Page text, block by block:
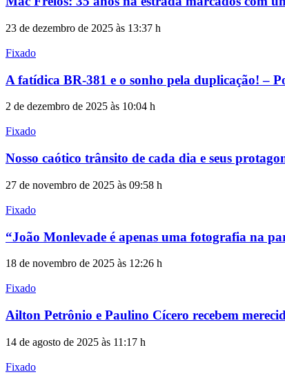
23 de dezembro de 2025 às 13:37 h
Fixado
A fatídica BR-381 e o sonho pela duplicação! –
2 de dezembro de 2025 às 10:04 h
Fixado
Nosso caótico trânsito de cada dia e seus
27 de novembro de 2025 às 09:58 h
Fixado
“João Monlevade é apenas uma fotografia na
18 de novembro de 2025 às 12:26 h
Fixado
Ailton Petrônio e Paulino Cícero recebem
14 de agosto de 2025 às 11:17 h
Fixado